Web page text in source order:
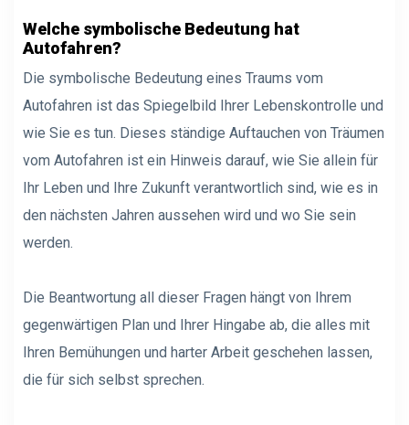
Welche symbolische Bedeutung hat
Autofahren?
Die symbolische Bedeutung eines Traums vom
Autofahren ist das Spiegelbild Ihrer Lebenskontrolle und
wie Sie es tun. Dieses ständige Auftauchen von Träumen
vom Autofahren ist ein Hinweis darauf, wie Sie allein für
Ihr Leben und Ihre Zukunft verantwortlich sind, wie es in
den nächsten Jahren aussehen wird und wo Sie sein
werden.
Die Beantwortung all dieser Fragen hängt von Ihrem
gegenwärtigen Plan und Ihrer Hingabe ab, die alles mit
Ihren Bemühungen und harter Arbeit geschehen lassen,
die für sich selbst sprechen.